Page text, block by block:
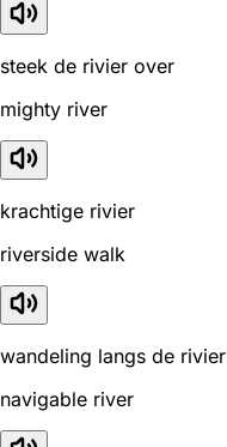
steek de rivier over
mighty river
krachtige rivier
riverside walk
wandeling langs de rivier
navigable river